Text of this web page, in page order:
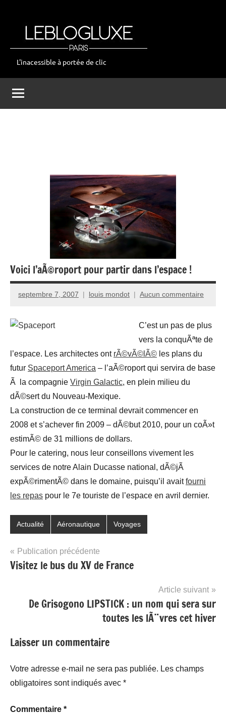
leblogluxe
L'inacessible à portée de clic
Voici l’aÃ©roport pour partir dans l’espace !
septembre 7, 2007 louis mondot Aucun commentaire
C’est un pas de plus
vers la conquÃªte de
l’espace. Les architectes ont rÃ©vÃ©lÃ© les plans du
futur Spaceport America – l’aÃ©roport qui servira de base
Ã la compagnie Virgin Galactic, en plein milieu du
dÃ©sert du Nouveau-Mexique.
La construction de ce terminal devrait commencer en
2008 et s’achever fin 2009 – dÃ©but 2010, pour un coÃ»t
estimÃ© de 31 millions de dollars.
Pour le catering, nous leur conseillons vivement les
services de notre Alain Ducasse national, dÃ©jÃ
expÃ©rimentÃ© dans le domaine, puisqu’il avaitfourni
les repas pour le 7e touriste de l’espace en avril dernier.
Actualité Aéronautique Voyages
Navigation
de
Publication précédente
Visitez le bus du XV de France
Article suivant
De Grisogono LIPSTICK : un nom qui sera sur
toutes les lÃ¨vres cet hiver
Laisser un commentaire
Votre adresse e-mail ne sera pas publiée. Les champs
obligatoires sont indiqués avec *
Commentaire *